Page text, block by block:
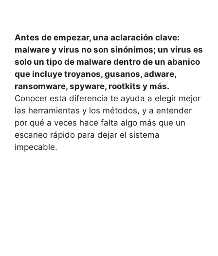
Antes de empezar, una aclaración clave:
malware y virus no son sinónimos; un virus es
solo un tipo de malware dentro de un abanico
que incluye troyanos, gusanos, adware,
ransomware, spyware, rootkits y más.
Conocer esta diferencia te ayuda a elegir mejor
las herramientas y los métodos, y a entender
por qué a veces hace falta algo más que un
escaneo rápido para dejar el sistema
impecable.